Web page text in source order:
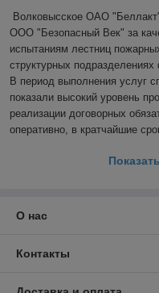
Волковысское ОАО
ООО "Безопасный Век" за
испытаниям лестниц
структурных
В период выполнения услуг
показали высокий уровень
реализации договорных
оперативно, в кратчайшие
О нас
Контакты